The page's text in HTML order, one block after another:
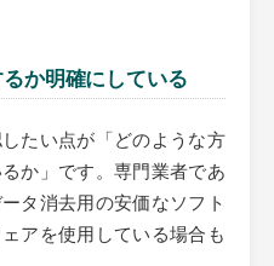
か明確にしている
たい点が「どのような方
か」です。専門業者であ
タ消去用の安価なソフト
アを使用している場合も